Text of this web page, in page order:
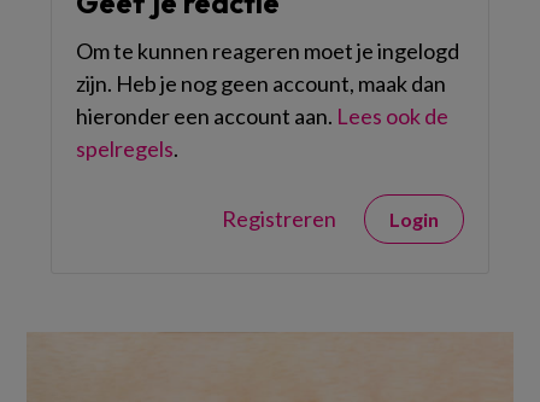
Om te kunnen reageren moet je ingelogd
zijn. Heb je nog geen account, maak dan
hieronder een account aan. Lees ook de
spelregels.
Registreren Login